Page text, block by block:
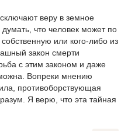
веру в земное
что человек может по
или кого-либо из
закон смерти
с этим законом и даже
Вопреки мнению
противоборствующая
Я верю, что эта тайная